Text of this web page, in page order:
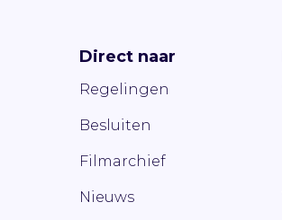
Direct naar
Regelingen
Besluiten
Filmarchief
Nieuws